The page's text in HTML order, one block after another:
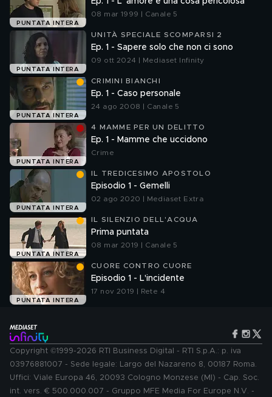
PUNTATA INTERA
08 mar 1999 | Canale 5
PUNTATA INTERA
UNITÀ SPECIALE SCOMPARSI 2
Ep. 1 - Sapere solo che non ci sono
09 ott 2024 | Mediaset Infinity
PUNTATA INTERA
CRIMINI BIANCHI
Ep. 1 - Caso personale
24 ago 2008 | Canale 5
PUNTATA INTERA
4 MAMME PER UN DELITTO
Ep. 1 - Mamme che uccidono
Crime
PUNTATA INTERA
IL TREDICESIMO APOSTOLO
Episodio 1 - Gemelli
02 ago 2020 | Mediaset Extra
PUNTATA INTERA
IL SILENZIO DELL'ACQUA
Prima puntata
08 mar 2019 | Canale 5
PUNTATA INTERA
CUORE CONTRO CUORE
Episodio 1 - L'incidente
17 nov 2019 | Rete 4
Copyright ©1999-2026 RTI Business Digital - RTI S.p.A.: p. iva
03976881007 - Sede legale: Largo del Nazareno 8, 00187 Roma.
Uffici: Viale Europa 46, 20093 Cologno Monzese (MI) - Cap. Soc.
int. vers. € 500.000.007 - Gruppo MFE Media For Europe N.V. -